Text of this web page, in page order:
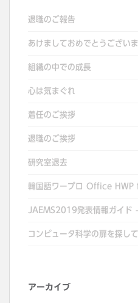
退職のご報告
あけましておめでとうござい
組織の中での成長
心は気まぐれ
着任のご挨拶
退職のご挨拶
研究室退去
韓国語ワープロ Office
JAEMS2019発表情報ガイド
コンピュータ科学の扉を探し
アーカイブ